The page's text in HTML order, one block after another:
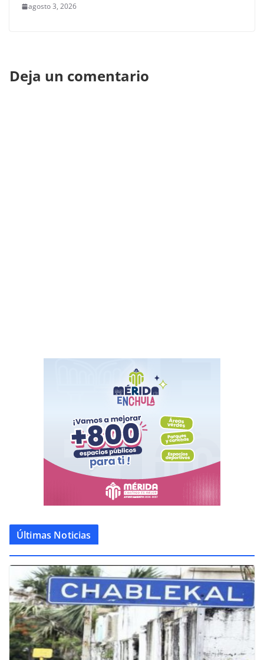
agosto 3, 2026
Deja un comentario
Últimas Noticias